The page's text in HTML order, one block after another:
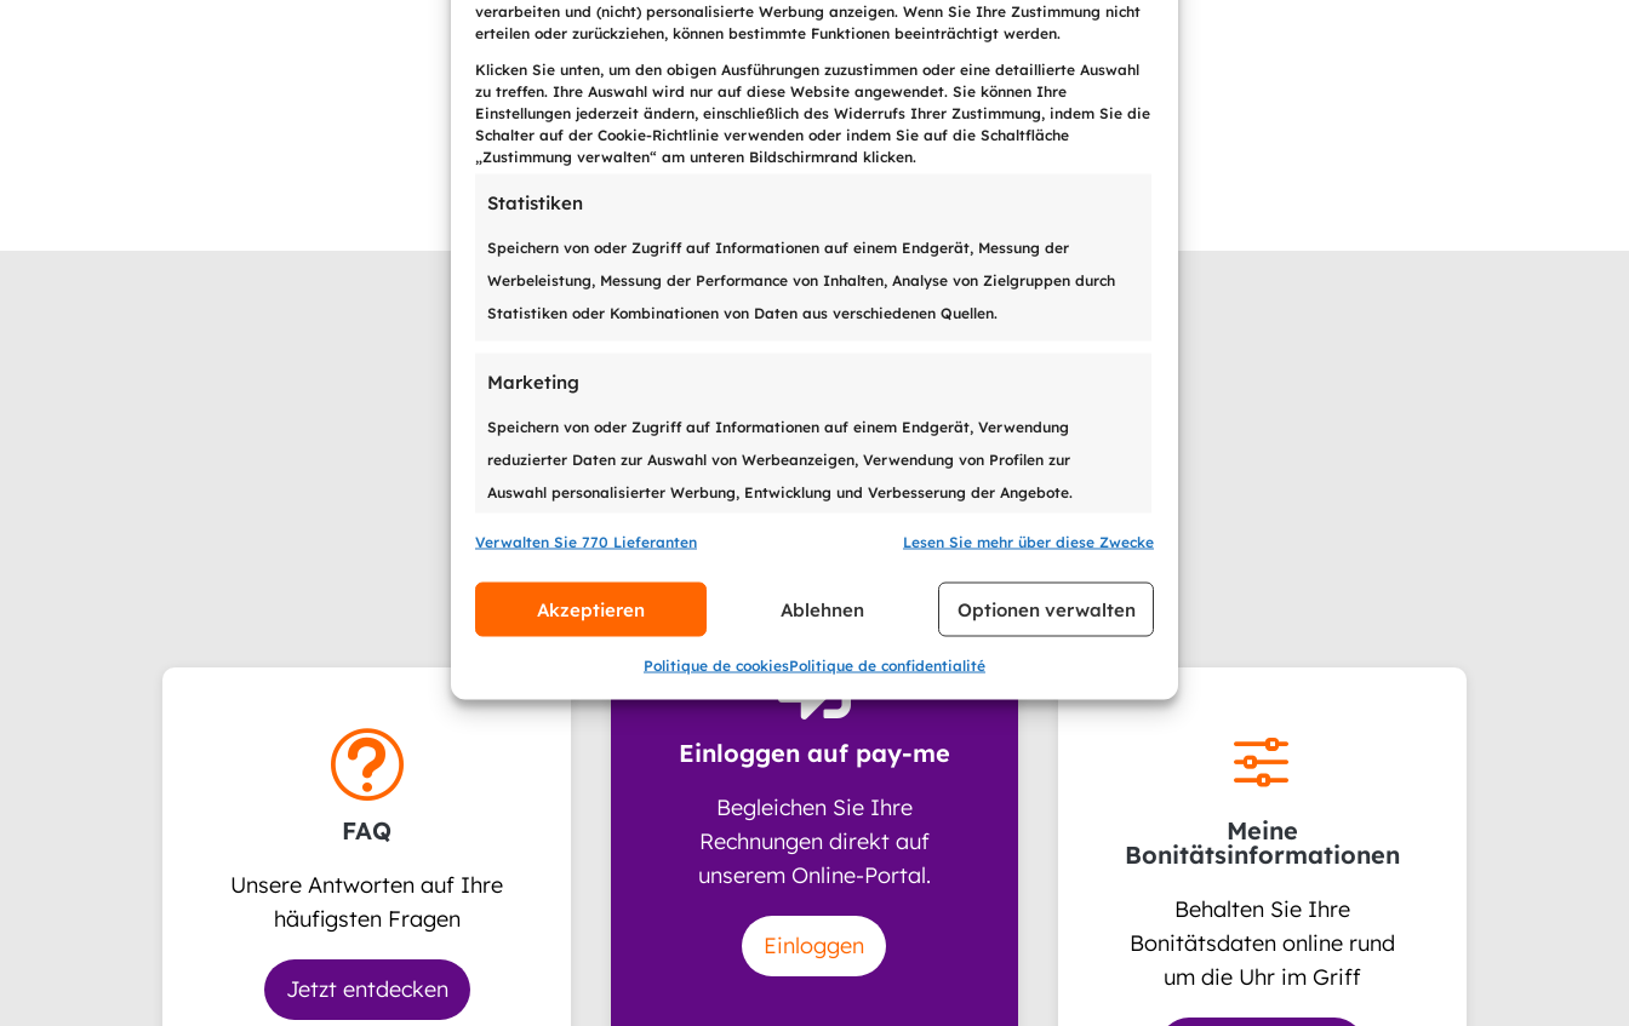
verarbeiten und (nicht) personalisierte Werbung anzeigen. Wenn Sie Ihre Zustimmung nicht
erteilen oder zurückziehen, können bestimmte Funktionen beeinträchtigt werden.
Klicken Sie unten, um den obigen Ausführungen zuzustimmen oder eine detaillierte Auswahl
zu treffen. Ihre Auswahl wird nur auf diese Website angewendet. Sie können Ihre
Einstellungen jederzeit ändern, einschließlich des Widerrufs Ihrer Zustimmung, indem Sie die
Schalter auf der Cookie-Richtlinie verwenden oder indem Sie auf die Schaltfläche
„Zustimmung verwalten“ am unteren Bildschirmrand klicken.
Statistiken
Speichern von oder Zugriff auf Informationen auf einem Endgerät, Messung der
Werbeleistung, Messung der Performance von Inhalten, Analyse von Zielgruppen durch
Statistiken oder Kombinationen von Daten aus verschiedenen Quellen.
Marketing
Speichern von oder Zugriff auf Informationen auf einem Endgerät, Verwendung
reduzierter Daten zur Auswahl von Werbeanzeigen, Verwendung von Profilen zur
Auswahl personalisierter Werbung, Entwicklung und Verbesserung der Angebote.
Identifikation von Endgeräten anhand automatisch übermittelter
Informationen.
Verwalten Sie 770 Lieferanten Lesen Sie mehr über diese Zwecke
Akzeptieren Ablehnen Optionen verwalten
Politique de cookiesPolitique de confidentialité
Online anfordern
Serviceleistungen
für Sie
t
FAQ
Unsere Antworten auf Ihre
häufigsten Fragen
Jetzt entdecken

Einloggen auf pay-me
Begleichen Sie Ihre
Rechnungen direkt auf
unserem Online-Portal.
Einloggen
f
Meine
Bonitätsinformationen
Behalten Sie Ihre
Bonitätsdaten online rund
um die Uhr im Griff